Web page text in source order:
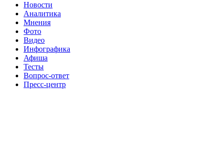
Новости
Аналитика
Мнения
Фото
Видео
Инфографика
Афиша
Тесты
Вопрос-ответ
Пресс-центр